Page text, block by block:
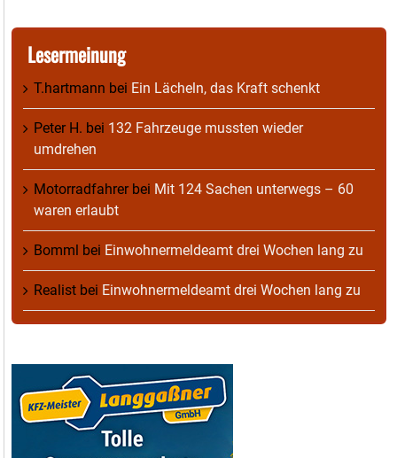
Lesermeinung
T.hartmann bei Ein Lächeln, das Kraft schenkt
Peter H. bei 132 Fahrzeuge mussten wieder
umdrehen
Motorradfahrerbei Mit 124 Sachen unterwegs – 60
waren erlaubt
Bomml bei Einwohnermeldeamt drei Wochen lang zu
Realist bei Einwohnermeldeamt drei Wochen lang zu